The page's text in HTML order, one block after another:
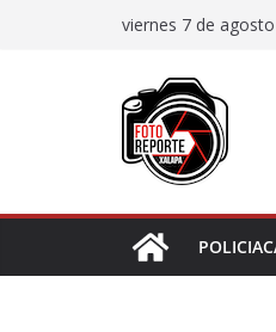
viernes 7 de